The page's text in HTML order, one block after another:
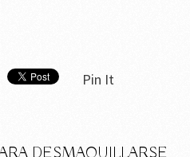
Pin It